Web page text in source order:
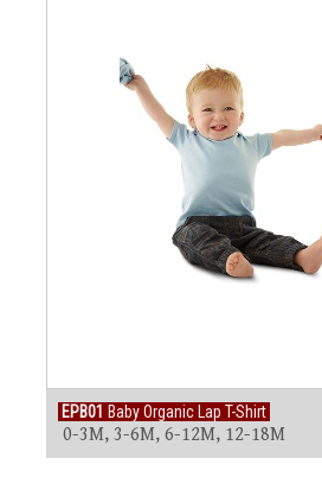
EPB01 Baby Organic Lap T-Shirt
0-3M, 3-6M, 6-12M, 12-18M